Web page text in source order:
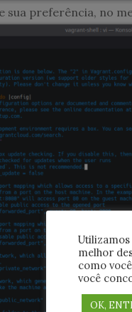
sua preferência, no
melhor
como
você
OK,